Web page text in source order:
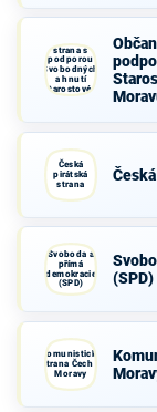
strana s
podporou
Svobodných
a hnutí
Starostové a
osobnosti
Česká
pirátská
strana
Svoboda a
přímá
demokracie
(SPD)
(SPD)
Komunistická
strana Čech a
Moravy